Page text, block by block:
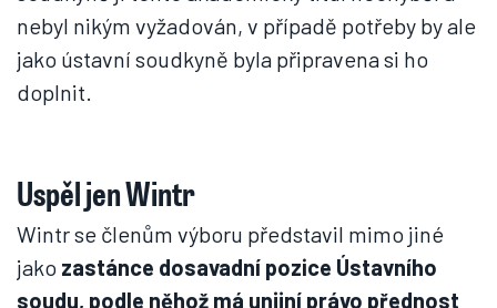
nebyl nikým vyžadován, v případě potřeby by ale
jako ústavní soudkyně byla připravena si ho
doplnit.
Uspěl jen Wintr
Wintr se členům výboru představil mimo jiné
jako zastánce dosavadní pozice Ústavního
soudu, podle něhož má unijní právo přednost